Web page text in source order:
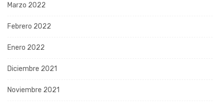
Marzo 2022
Febrero 2022
Enero 2022
Diciembre 2021
Noviembre 2021